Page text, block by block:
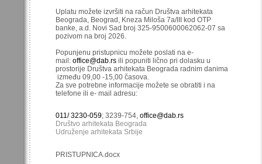
Uplatu možete izvršiti na račun Društva arhitekata
Beograda, Beograd, Kneza Miloša 7a/III kod OTP
banke, a.d. Novi Sad broj 325-9500600062062-07 sa
pozivom na broj 2026.
Popunjenu pristupnicu možete poslati na e-
mail: office@dab.rs ili popuniti lično pri dolasku u
prostorije Društva arhitekata Beograda radnim danima
između 09,00 -15,00 časova.
Za sve potrebne informacije možete se obratiti i na
telefone ili e- mail adresu:
011/ 3230-059; 3239-754, office@dab.rs
Društvo arhitekata Beograda
Udruženje arhitekata Srbije
PRISTUPNICA.docx